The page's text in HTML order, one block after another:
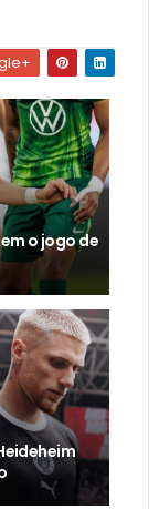
o jogo de